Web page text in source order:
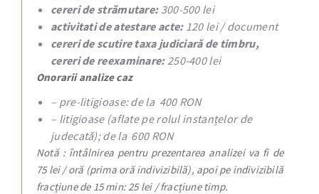
cereri de strămutare:300-500 lei
activitati de atestare acte:120 lei / document
cereri de scutire taxa judiciară de timbru,
cereri de reexaminare:250-400 lei
Onorarii analize caz
– pre-litigioase: de la 400 RON
– litigioase (aflate pe rolul instanțelor de
judecată); de la 600 RON
Notă: întâlnirea pentru prezentarea analizei va fi de
75 lei / oră (prima oră indivizibilă), apoi pe indivizibilă
fracțiune de 15 min: 25 lei / fracțiune timp.